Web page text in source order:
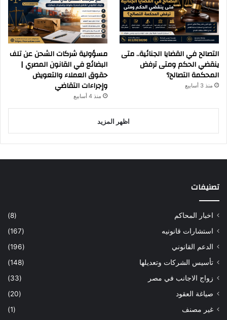
التصالح في القضايا الجنائية.. متى
ينقضي الحكم ومتى ترفض
المحكمة التصالح؟
منذ 3 أسابيع
مسؤولية شركات الشحن عن تلف
البضائع في القانون المصري |
حقوق العملاء والتعويض
وإجراءات التقاضي
منذ 4 أسابيع
اظهر المزيد
تصنيفات
اخبار المحاكم
(8)
استشارات قانونيه
(167)
الدعم القانوني
(196)
تأسيس الشركات وتعديلها
(148)
زواج الاجانب في مصر
(33)
صياغة العقود
(20)
غير مصنف
(1)